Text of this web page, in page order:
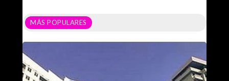
MÁS POPULARES